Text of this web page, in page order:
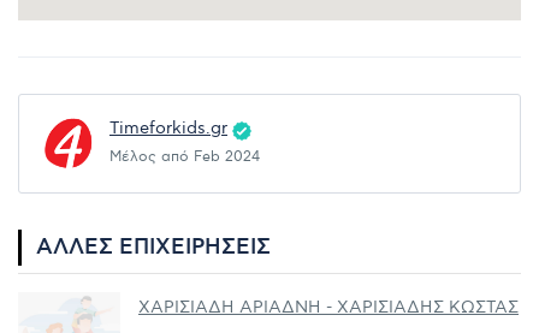
Timeforkids.gr
Μέλος από Feb 2024
ΆΛΛΕΣ ΕΠΙΧΕΙΡΉΣΕΙΣ
ΧΑΡΙΣΙΑΔΗ ΑΡΙΑΔΝΗ - ΧΑΡΙΣΙΑΔΗΣ ΚΩΣΤΑΣ